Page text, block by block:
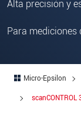
Alta precisión y
Para
Micro-Epsilon
scanCONTROL
Zip code
City *
Country*